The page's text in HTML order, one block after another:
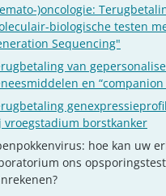
)oncologie:
biologische testen
Sequencing"
van
en
vroegstadium borstkanker
hoe kan uw
ons